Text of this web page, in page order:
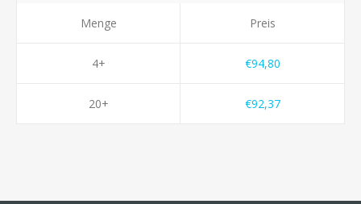
Menge
4+
20+
Preis
€94,80
€92,37